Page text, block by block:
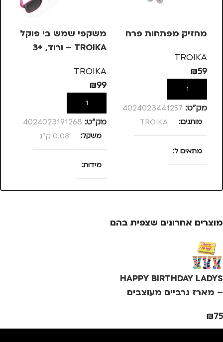
מחזיק מפתחות פרח
TROIKA
₪59
הוספה לסל
מק”ט: 4024023441257
מותגים TROIKA
מתאים ל
משקפי שמש בי פוקל
TROIKA – ורוד, +3
TROIKA
₪99
הוספה לסל
מק”ט: 4024023191268
משקל 0.08 ק"ג
מידות
25 × 13.5 × 4
מוצרים אחרונים שצפית בהם
HAPPY BIRTHDAY LADYS
– מארז גרביים מעוצבים
₪75